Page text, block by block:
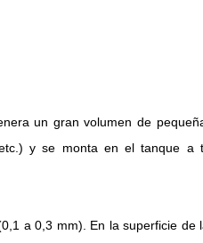
un gran volumen de
y se monta en el tanque a
a 0,3 mm). En la superficie de